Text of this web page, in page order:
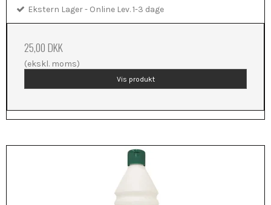
Ekstern Lager - Online Lev. 1-3 dage
25,00 DKK
(ekskl. moms)
Vis produkt